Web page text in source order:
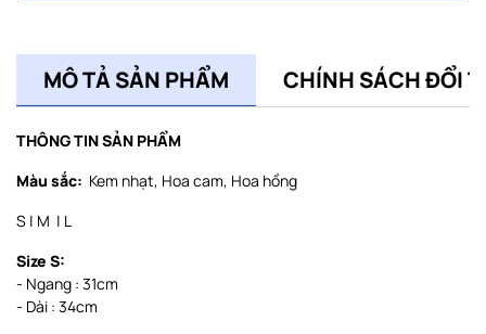
MÔ TẢ SẢN PHẨM CHÍNH SÁCH ĐỔI
THÔNG TIN SẢN PHẨM
Màu sắc: Kem nhạt, Hoa cam, Hoa hồng
S | M | L
Size S:
- Ngang : 31cm
- Dài : 34cm